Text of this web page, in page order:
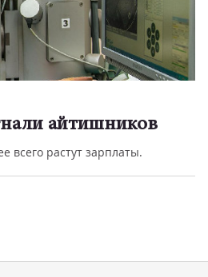
айтишников
всего растут зарплаты.